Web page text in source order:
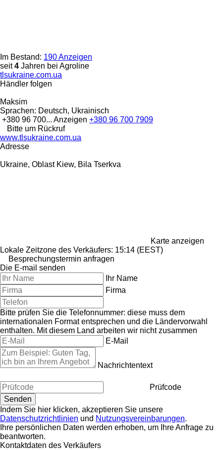
Im Bestand: 190 Anzeigen
seit4 Jahren bei Agroline
tlsukraine.com.ua
Händler folgen
Maksim
Sprachen: Deutsch, Ukrainisch
+380 96 700... Anzeigen +380 96 700 7909
Bitte um Rückruf
www.tlsukraine.com.ua
Adresse
Ukraine, Oblast Kiew, Bila Tserkva
Karte anzeigen
Lokale Zeitzone des Verkäufers: 15:14 (EEST)
Besprechungstermin anfragen
Die E-mail senden
Ihr Name
Firma
Bitte prüfen Sie die Telefonnummer: diese muss dem
internationalen Format entsprechen und die Ländervorwahl
enthalten. Mit diesem Land arbeiten wir nicht zusammen
E-Mail
Nachrichtentext
Prüfcode
Indem Sie hier klicken, akzeptieren Sie unsere
Datenschutzrichtlinien und Nutzungsvereinbarungen.
Ihre persönlichen Daten werden erhoben, um Ihre Anfrage zu
beantworten.
Kontaktdaten des Verkäufers